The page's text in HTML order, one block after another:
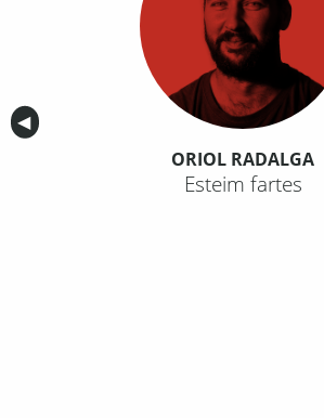
Anterior
◀︎
ORIOL RADALGA
Esteim fartes